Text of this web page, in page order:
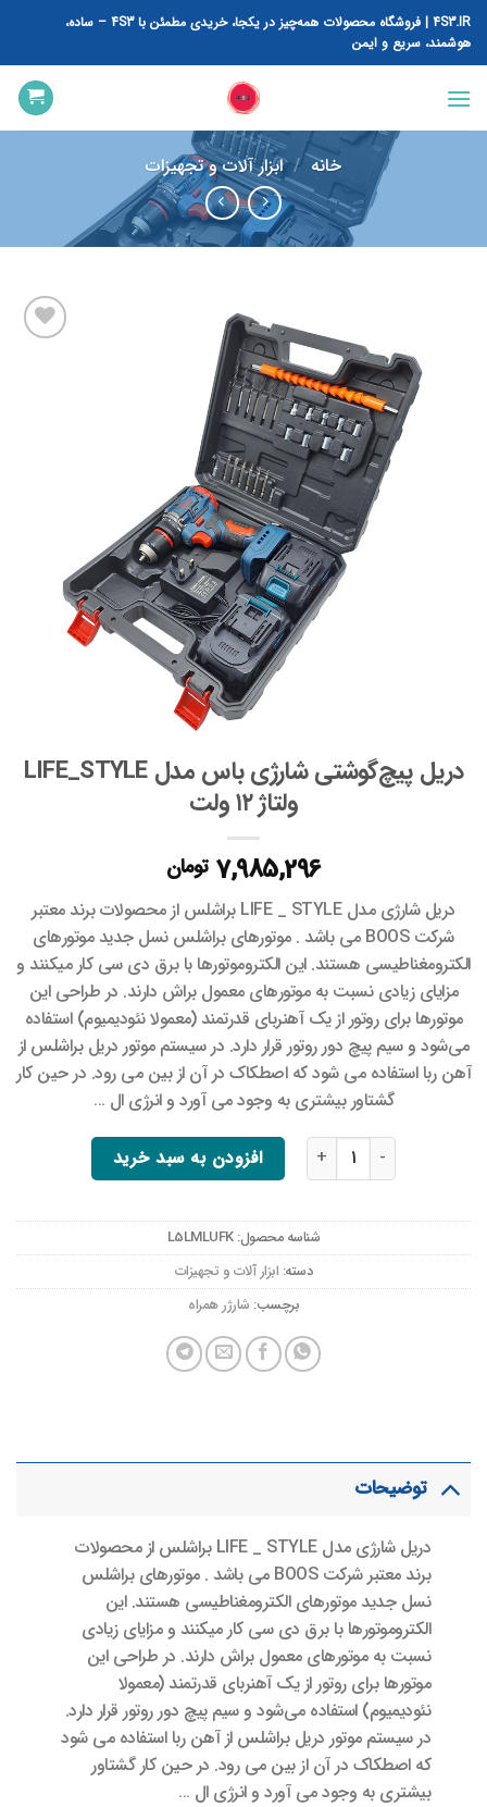
پرش
محتوا
4S3.IR | فروشگاه محصولات همه‌چیز در یکجا، خریدی مطمئن با 4S3 – ساده،
هوشمند، سریع و ایمن
خانه / ابزار آلات و تجهیزات
دریل پیچ‌گوشتی شارژی باس مدل LIFE_STYLE
ولتاژ ۱۲ ولت
7,985,296 تومان
دریل شارژی مدل LIFE _ STYLE براشلس از محصولات برند معتبر
شرکت BOOS می باشد . موتورهای براشلس نسل جدید موتورهای
الکترومغناطیسی هستند. این الکتروموتورها با برق دی سی کار میکنند و
مزایای زیادی نسبت به موتورهای معمول براش دارند. در طراحی این
موتورها برای روتور از یک آهنربای قدرتمند (معمولا نئودیمیوم) استفاده
می‌شود و سیم پیچ دور روتور قرار دارد. در سیستم موتور دریل براشلس از
آهن ربا استفاده می شود که اصطکاک در آن از بین می رود. در حین کار
گشتاور بیشتری به وجود می آورد و انرژی ال …
دریل پیچ‌گوشتی شارژی باس مدل LIFE_STYLE ولتاژ ۱۲ ولت عددافزودن به سبد خرید
شناسه محصول:L5LMLUFK
دسته: ابزار آلات و تجهیزات
برچسب: شارژر همراه
توضیحات
دریل شارژی مدل LIFE _ STYLE براشلس از محصولات
برند معتبر شرکت BOOS می باشد . موتورهای براشلس
نسل جدید موتورهای الکترومغناطیسی هستند. این
الکتروموتورها با برق دی سی کار میکنند و مزایای زیادی
نسبت به موتورهای معمول براش دارند. در طراحی این
موتورها برای روتور از یک آهنربای قدرتمند (معمولا
نئودیمیوم) استفاده می‌شود و سیم پیچ دور روتور قرار دارد.
در سیستم موتور دریل براشلس از آهن ربا استفاده می شود
که اصطکاک در آن از بین می رود. در حین کار گشتاور
بیشتری به وجود می آورد و انرژی ال …